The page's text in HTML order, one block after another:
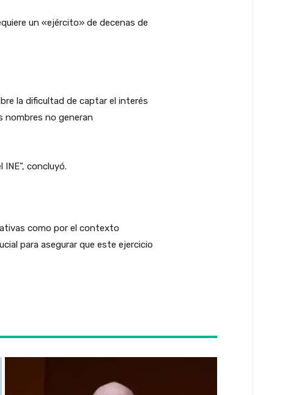
un «ejército» de decenas de
la dificultad de captar el interés
nombres no generan
concluyó.
como por el contexto
para asegurar que este ejercicio